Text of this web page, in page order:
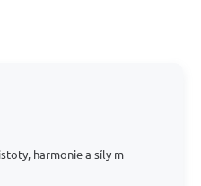
harmonie a síly m